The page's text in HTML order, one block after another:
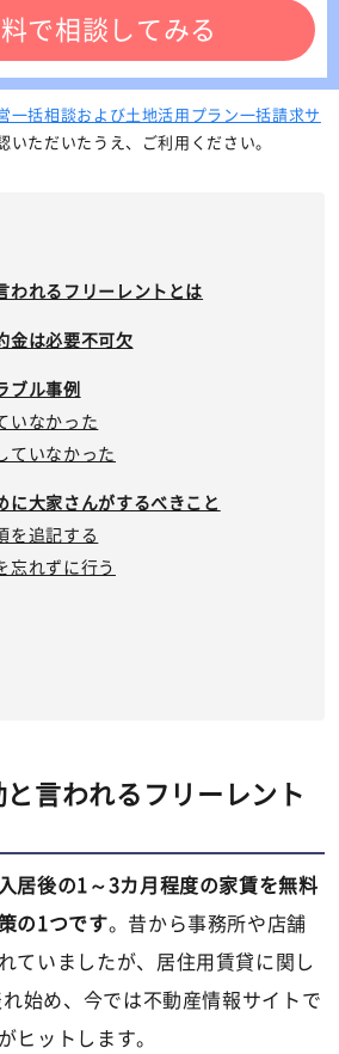
で相談してみる
一括相談および土地活用プラン一括請求サ
いただいたうえ、ご利用ください。
われるフリーレントとは
金は必要不可欠
ブル事例
いなかった
ていなかった
に大家さんがするべきこと
を追記する
忘れずに行う
言われるフリーレント
入居後の1～3カ月程度の家賃を無料
の1つです。昔から事務所や店舗
ていましたが、居住用賃貸に関し
始め、今では不動産情報サイトで
ヒットします。